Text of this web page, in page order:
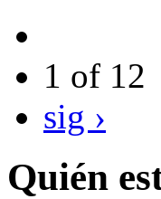
1 of 12
sig ›
Quién